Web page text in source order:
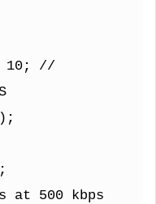
10; //
500 kbps